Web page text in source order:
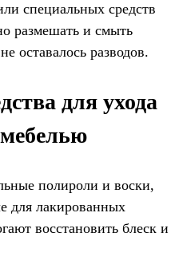
специальных средств
размешать и смыть
оставалось разводов.
для ухода
полироли и воски,
для лакированных
восстановить блеск и